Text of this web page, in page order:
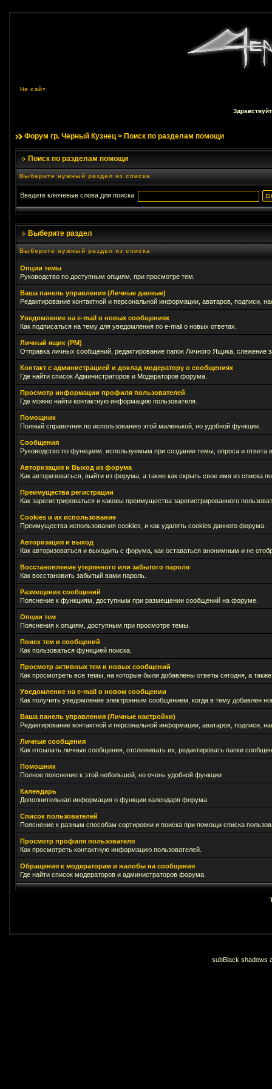
На сайт
Форум гр. Черный Кузнец> Поиск по разделам помощи
Поиск по разделам помощи
Выберите нужный раздел из списка
Введите ключевые слова для поиска
Выберите раздел
Выберите нужный раздел из списка
Опции темы
Руководство по доступным опциям, при просмотре тем.
Ваша панель управления (Личные данные)
Редактирование контактной и персональной информации, аватаров, подписи,
Уведомление на e-mail о новых сообщениях
Как подписаться на тему для уведомления по e-mail о новых ответах.
Личный ящик (PM)
Отправка личных сообщений, редактирование папок Личного Ящика,
Контакт с администрацией и доклад модератору о сообщениях
Где найти список Администраторов и Модераторов форума.
Просмотр информации профиля пользователей
Где можно найти контактную информацию пользователя.
Помощник
Полный справочник по использованию этой маленькой, но удобной функции.
Сообщения
Руководство по функциям, используемым при создании темы, опроса и ответа
Авторизация и Выход из форума
Как авторизоваться, выйти из форума, а также как скрыть свое имя из списка
Преимущества регистрации
Как зарегистрироваться и каковы преимущества зарегистрированного
Cookies и их использование
Преимущества использования cookies, и как удалять cookies данного форума.
Авторизация и выход
Как авторизоваться и выходить с форума, как оставаться анонимным и не
Восстановление утерянного или забытого пароля
Как восстановить забытый вами пароль.
Размещение сообщений
Пояснение к функциям, доступным при размещении сообщений на форуме.
Опции тем
Пояснения к опциям, доступным при просмотре темы.
Поиск тем и сообщений
Как пользоваться функцией поиска.
Просмотр активных тем и новых сообщений
Как просмотреть все темы, на которые были добавлены ответы сегодня, а
Уведомление на е-mail о новом сообщении
Как получить уведомление электронным сообщением, когда в тему добавлен
Ваша панель управления (Личные настройки)
Редактирование контактной и персональной информации, аватаров, подписи,
Личные сообщения
Как отсылать личные сообщения, отслеживать их, редактировать папки
Помошник
Полное пояснение к этой небольшой, но очень удобной функции
Календарь
Дополнительная информация о функции календаря форума.
Список пользователей
Пояснение к разным способам сортировки и поиска при помощи списка
Просмотр профиля пользователя
Как просмотреть контактную информацию пользователей.
Обращения к модераторам и жалобы на сообщения
Где найти список модераторов и администраторов форума.
subBlack shadows